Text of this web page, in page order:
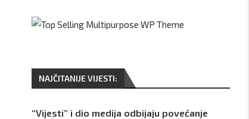
NAJČITANIJE VIJESTI:
“Vijesti” i dio medija odbijaju povećanje